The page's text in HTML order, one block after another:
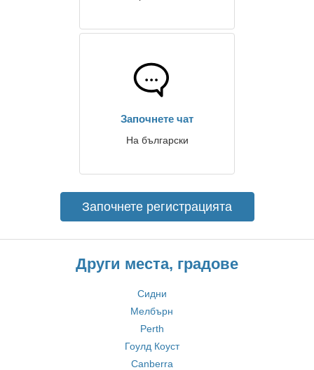
Започнете чат
На български
Започнете регистрацията
Други места, градове
Сидни
Мелбърн
Perth
Гоулд Коуст
Canberra